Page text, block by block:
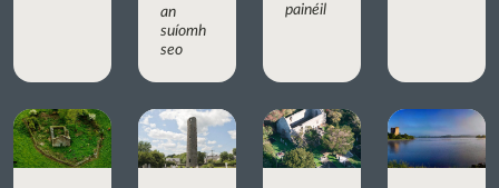
an
suíomh
seo
painéil